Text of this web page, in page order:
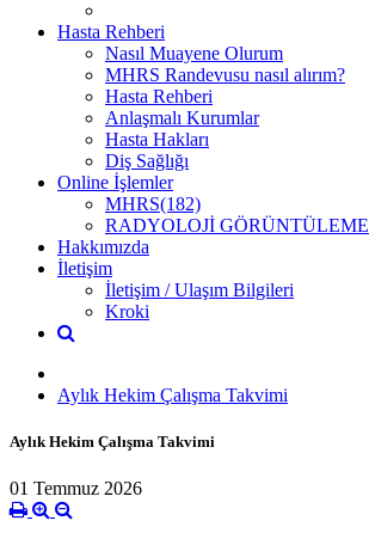
Hasta Rehberi
Nasıl Muayene Olurum
MHRS Randevusu nasıl alırım?
Hasta Rehberi
Anlaşmalı Kurumlar
Hasta Hakları
Diş Sağlığı
Online İşlemler
MHRS(182)
RADYOLOJİ GÖRÜNTÜLEME
Hakkımızda
İletişim
İletişim / Ulaşım Bilgileri
Kroki
Aylık Hekim Çalışma Takvimi
Aylık Hekim Çalışma Takvimi
01 Temmuz 2026